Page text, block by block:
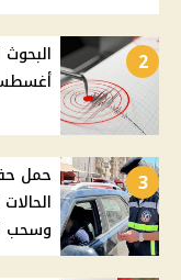
2
3
حمل
وسحب